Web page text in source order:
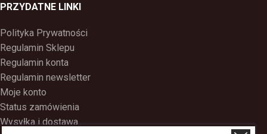
PRZYDATNE LINKI
Polityka Prywatności
Regulamin Sklepu
Regulamin konta
Regulamin newsletter
Moje konto
Status zamówienia
Wysyłka i dostawa